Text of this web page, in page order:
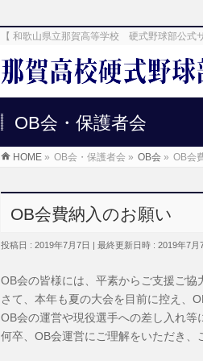
【 和歌山県立那賀高等学校 硬式野球部公式
OB会・保護者会
HOME » OB会・保護者会 » OB会 » OB会
OB会費納入のお願い
投稿日 : 2019年7月7日 最終更新日時 : 2019年7月
OB会の皆様には、平素からご支援ご協
さて、本年も夏の大会を目前に控え、
OB会の運営や現役選手への差し入れ等
何卒、OB会運営にご理解をいただき、